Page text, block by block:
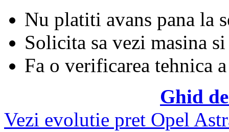
Nu platiti avans pana la
Solicita sa vezi masina si
Fa o verificarea tehnica
Ghid
Vezi evolutie pret Opel